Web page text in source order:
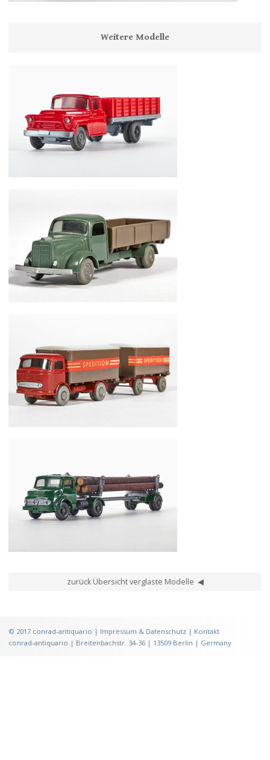
Weitere Modelle
zurück Übersicht verglaste Modelle ◀
© 2017 conrad-antiquario | Impressum & Datenschutz | Kontakt
conrad-antiquario | Breitenbachstr. 34-36 | 13509 Berlin | Germany